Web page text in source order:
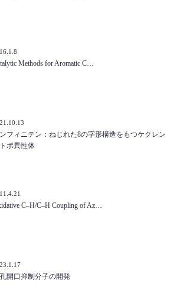
Methods for Aromatic C…
フィニテン：ねじれた8の字形構造をもつケクレン
ポ異性体
C–H/C–H Coupling of Az…
開口抑制分子の開発